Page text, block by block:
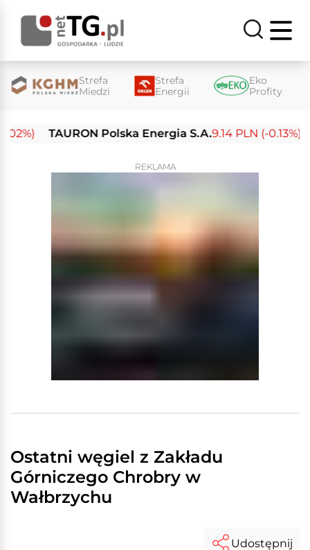
Strefa
Miedzi
Strefa
Energii
Eko
Profity
TAURON Polska Energia S.A.9.14 PLN (-0.13%)
REKLAMA
Ostatni węgiel z Zakładu
Górniczego Chrobry w
Wałbrzychu
Udostępnij